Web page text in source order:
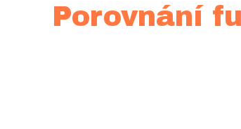
Porovnání